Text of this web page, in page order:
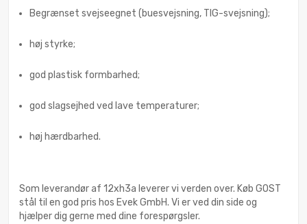
Begrænset svejseegnet (buesvejsning, TIG-svejsning);
høj styrke;
god plastisk formbarhed;
god slagsejhed ved lave temperaturer;
høj hærdbarhed.
Som leverandør af 12xh3a leverer vi verden over. Køb GOST
stål til en god pris hos Evek GmbH. Vi er ved din side og
hjælper dig gerne med dine forespørgsler.